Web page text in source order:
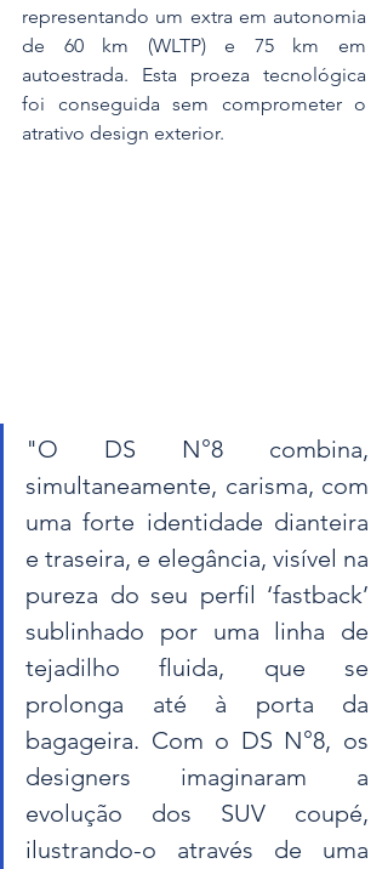
representando um extra em autonomia
de 60 km (WLTP) e 75 km em
autoestrada. Esta proeza tecnológica
foi conseguida sem comprometer o
atrativo design exterior.
"O DS N°8 combina,
simultaneamente, carisma, com
uma forte identidade dianteira
e traseira, e elegância, visível na
pureza do seu perfil ‘fastback’
sublinhado por uma linha de
tejadilho fluida, que se
prolonga até à porta da
bagageira. Com o DS N°8, os
designers imaginaram a
evolução dos SUV coupé,
ilustrando-o através de uma